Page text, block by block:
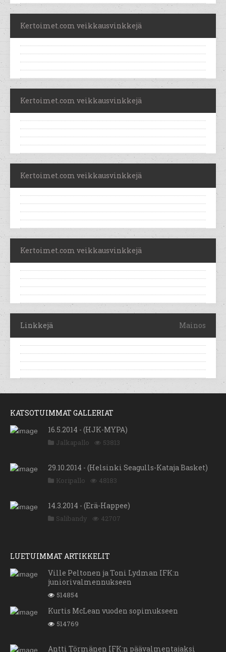
Kertoimet.com veikkausvinkkejä
Kertoimet.com veikkausvinkkejä
Kertoimet.com veikkausvinkkejä
Kertoimet.com veikkausvinkkejä
Linkkejä Mainos
KATSOTUIMMAT GALLERIAT
16.5.2014 - (HJK-MYPA)
Jalkapallo 53813
29.10.2014 - (Helsinki Seagulls-Kataja Basket)
Koripallo 48183
14.3.2014 - (Erä-Happee)
Salibandy 42707
LUETUIMMAT ARTIKKELIT
Ville Peltonen ja Toni Lydman IFK:n
juniorivalmennukseen
514854
Kurtis McLean vuoden sopimukseen
514769
Antti Törmänen IFK:n päävalmentajaksi